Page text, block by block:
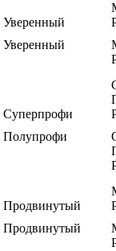
Уверенный
Уверенный
Суперпрофи
Полупрофи
Продвинутый
Продвинутый